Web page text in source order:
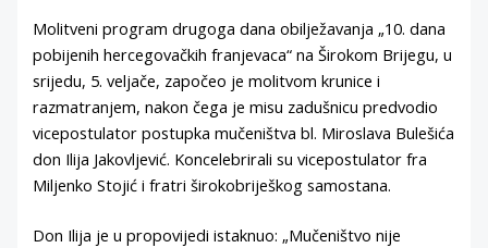
Molitveni program drugoga dana obilježavanja „10. dana
pobijenih hercegovačkih franjevaca“ na Širokom Brijegu, u
srijedu, 5. veljače, započeo je molitvom krunice i
razmatranjem, nakon čega je misu zadušnicu predvodio
vicepostulator postupka mučeništva bl. Miroslava Bulešića
don Ilija Jakovljević. Koncelebrirali su vicepostulator fra
Miljenko Stojić i fratri širokobriješkog samostana.
Don Ilija je u propovijedi istaknuo: „Mučeništvo nije